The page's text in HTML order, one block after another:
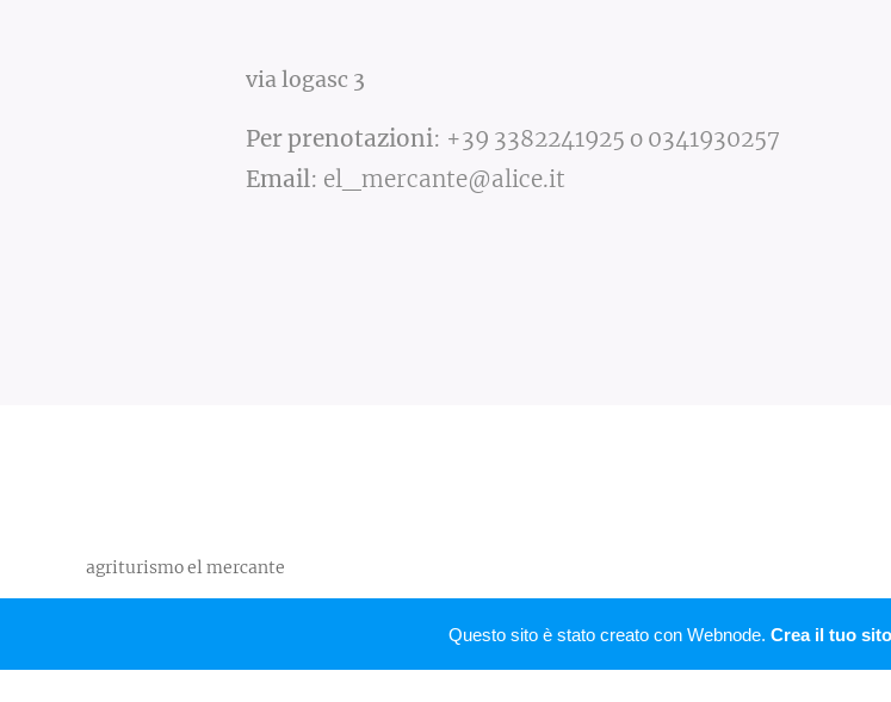
via logasc 3
Per prenotazioni: +39 3382241925 o 0341930257
Email: el_mercante@alice.it
agriturismo el mercante
Questo sito è stato creato con Webnode. Crea il tuo sito